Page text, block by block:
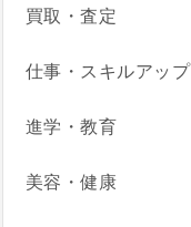
買取・査定
仕事・スキルアップ
進学・教育
美容・健康